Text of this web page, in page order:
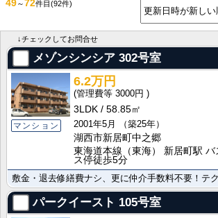
49～72件目 (92件)
↓チェックしてお問合せ
メゾンシンシア 302号室
マンション
6.2万円
3000円
3LDK
58.85㎡
2001年5月
（築25年）
湖西市新居町中之郷
東海道本線（東海） 新居町駅
ス停徒歩5分
パークイースト 105号室